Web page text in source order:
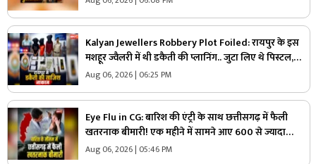
Kalyan Jewellers Robbery Plot Foiled: रायपुर के इस
मशहूर ज्वैलरी में थी डकैती की प्लानिंग.. जुटा लिए थे पिस्टल,
कारतूस और हथियार लेकिन पुलिस को अचानक आया एक कॉल
Aug 06, 2026 | 06:25 PM
Eye Flu in CG: बारिश की एंट्री के साथ छत्तीसगढ़ में फैली
खतरनाक बीमारी! एक महीने में सामने आए 600 से ज्यादा
मामले, डॉक्टरों ने लोगों को दी ये नसीहत
Aug 06, 2026 | 05:46 PM